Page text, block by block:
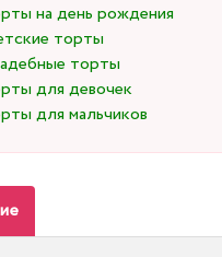
на день рождения
торты
торты
для девочек
для мальчиков